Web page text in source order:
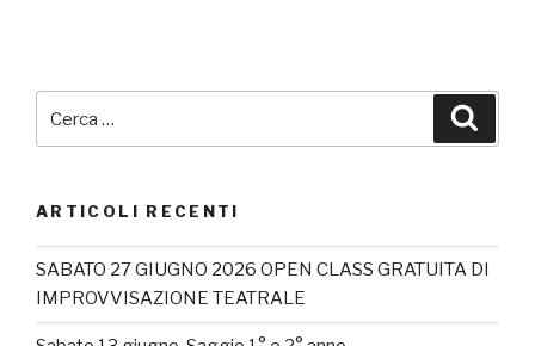
ARTICOLI RECENTI
SABATO 27 GIUGNO 2026 OPEN CLASS GRATUITA DI
IMPROVVISAZIONE TEATRALE